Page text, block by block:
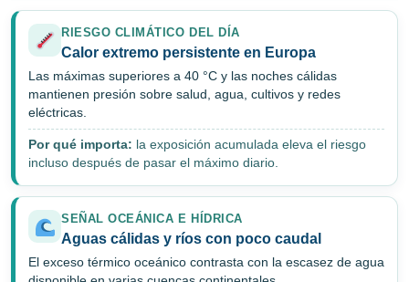
RIESGO CLIMÁTICO DEL DÍA
Calor extremo persistente en Europa
Las máximas superiores a 40 °C y las noches cálidas
mantienen presión sobre salud, agua, cultivos y redes
eléctricas.
Por qué importa: la exposición acumulada eleva el riesgo
incluso después de pasar el máximo diario.
SEÑAL OCEÁNICA E HÍDRICA
Aguas cálidas y ríos con poco caudal
El exceso térmico oceánico contrasta con la escasez de agua